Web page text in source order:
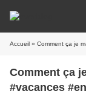
Accueil » Comment ça je
Comment ça
#vacances